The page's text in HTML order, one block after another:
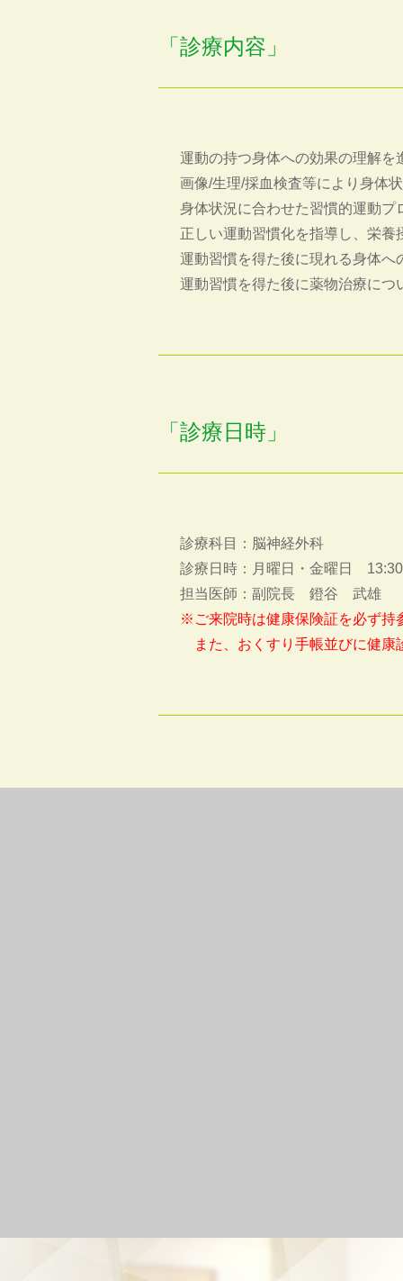
「診療内容」
運動の持つ身体への効果の理解
画像/生理/採血検査等により身体
身体状況に合わせた習慣的運動プ
正しい運動習慣化を指導し、栄養
運動習慣を得た後に現れる身体へ
運動習慣を得た後に薬物治療に
「診療日時」
診療科目：脳神経外科
診療日時：月曜日・金曜日
担当医師：副院長 鐙谷 武雄
※ご来院時は健康保険証を必ず持
また、おくすり手帳並びに健